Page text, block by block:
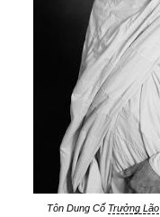
Tôn Dung Cố Trưởng Lão